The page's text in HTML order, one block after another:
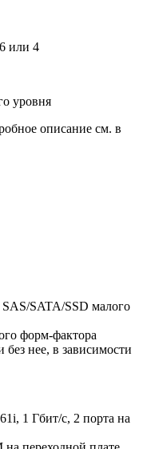
или 4
уровня
описание см. в
SATA/SSD малого
форм-фактора
нее, в зависимости
1 Гбит/с, 2 порта на